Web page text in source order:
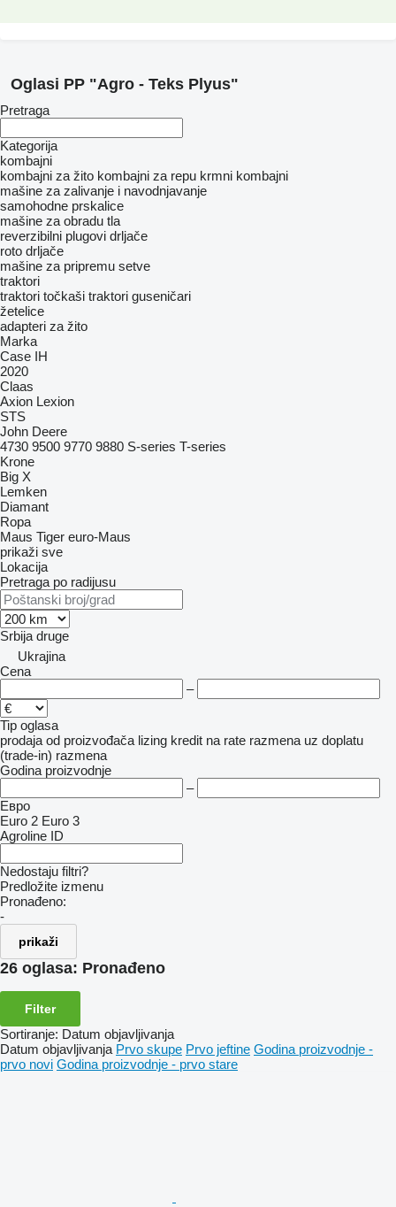
Oglasi PP "Agro - Teks Plyus"
Pretraga
Kategorija
kombajni
kombajni za žito kombajni za repu krmni kombajni
mašine za zalivanje i navodnjavanje
samohodne prskalice
mašine za obradu tla
reverzibilni plugovi drljače
roto drljače
mašine za pripremu setve
traktori
traktori točkaši traktori guseničari
žetelice
adapteri za žito
Marka
Case IH
2020
Claas
Axion Lexion
STS
John Deere
4730 9500 9770 9880 S-series T-series
Krone
Big X
Lemken
Diamant
Ropa
Maus Tiger euro-Maus
prikaži sve
Lokacija
Pretraga po radijusu
Srbija druge
Ukrajina
Cena
–
Tip oglasa
prodaja od proizvođača lizing kredit na rate razmena uz doplatu
(trade-in) razmena
Godina proizvodnje
–
Евро
Euro 2 Euro 3
Agroline ID
Nedostaju filtri?
Predložite izmenu
Pronađeno:
-
prikaži
26 oglasa: Pronađeno
Filter
Sortiranje: Datum objavljivanja
Datum objavljivanja Prvo skupe Prvo jeftine Godina proizvodnje -
prvo novi Godina proizvodnje - prvo stare